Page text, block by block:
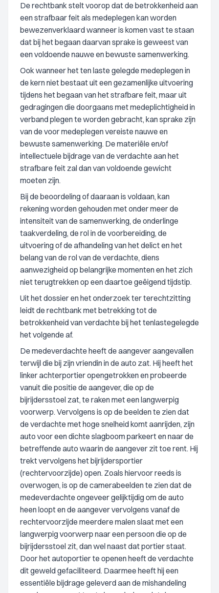
De rechtbank stelt voorop dat de betrokkenheid aan
een strafbaar feit als medeplegen kan worden
bewezenverklaard wanneer is komen vast te staan
dat bij het begaan daarvan sprake is geweest van
een voldoende nauwe en bewuste samenwerking.
Ook wanneer het ten laste gelegde medeplegen in
de kern niet bestaat uit een gezamenlijke uitvoering
tijdens het begaan van het strafbare feit, maar uit
gedragingen die doorgaans met medeplichtigheid in
verband plegen te worden gebracht, kan sprake zijn
van de voor medeplegen vereiste nauwe en
bewuste samenwerking. De materiële en/of
intellectuele bijdrage van de verdachte aan het
strafbare feit zal dan van voldoende gewicht
moeten zijn.
Bij de beoordeling of daaraan is voldaan, kan
rekening worden gehouden met onder meer de
intensiteit van de samenwerking, de onderlinge
taakverdeling, de rol in de voorbereiding, de
uitvoering of de afhandeling van het delict en het
belang van de rol van de verdachte, diens
aanwezigheid op belangrijke momenten en het zich
niet terugtrekken op een daartoe geëigend tijdstip.
Uit het dossier en het onderzoek ter terechtzitting
leidt de rechtbank met betrekking tot de
betrokkenheid van verdachte bij het tenlastegelegde
het volgende af.
De medeverdachte heeft de aangever aangevallen
terwijl die bij zijn vriendin in de auto zat. Hij heeft het
linker achterportier opengetrokken en probeerde
vanuit die positie de aangever, die op de
bijrijdersstoel zat, te raken met een langwerpig
voorwerp. Vervolgens is op de beelden te zien dat
de verdachte met hoge snelheid komt aanrijden, zijn
auto voor een dichte slagboom parkeert en naar de
betreffende auto waarin de aangever zit toe rent. Hij
trekt vervolgens het bijrijdersportier
(rechtervoorzijde) open. Zoals hiervoor reeds is
overwogen, is op de camerabeelden te zien dat de
medeverdachte ongeveer gelijktijdig om de auto
heen loopt en de aangever vervolgens vanaf de
rechtervoorzijde meerdere malen slaat met een
langwerpig voorwerp naar een persoon die op de
bijrijdersstoel zit, dan wel naast dat portier staat.
Door het autoportier te openen heeft de verdachte
dit geweld gefaciliteerd. Daarmee heeft hij een
essentiële bijdrage geleverd aan de mishandeling